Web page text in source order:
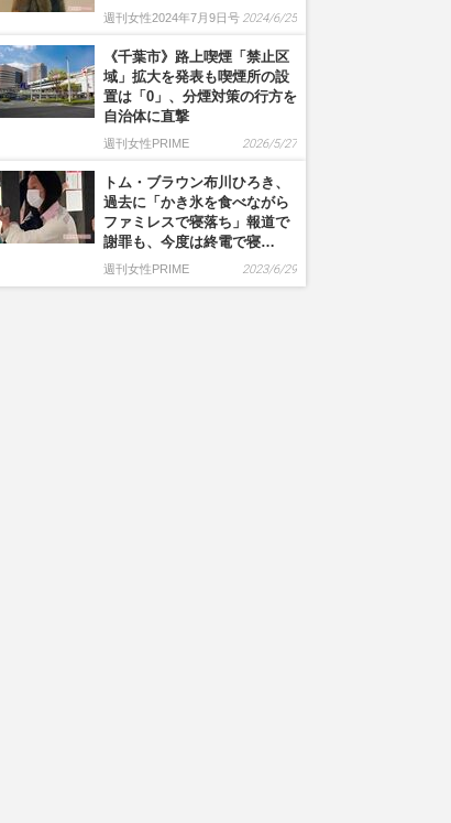
週刊女性2024年7月9日号 2024/6/25
《千葉市》路上喫煙「禁止区
域」拡大を発表も喫煙所の設
置は「0」、分煙対策の行方を
自治体に直撃
週刊女性PRIME 2026/5/27
トム・ブラウン布川ひろき、
過去に「かき氷を食べながら
ファミレスで寝落ち」報道で
謝罪も、今度は終電で寝…
週刊女性PRIME 2023/6/29